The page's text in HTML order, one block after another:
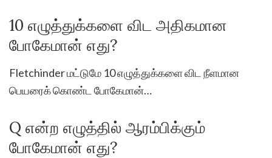
10 எழுத்துக்களை விட அதிகமான
போகேமான் எது?
Fletchinder மட்டுமே 10 எழுத்துக்களை விட நீளமான
பெயரைக் கொண்ட போகேமான்…
Q என்ற எழுத்தில் ஆரம்பிக்கும்
போகேமான் எது?